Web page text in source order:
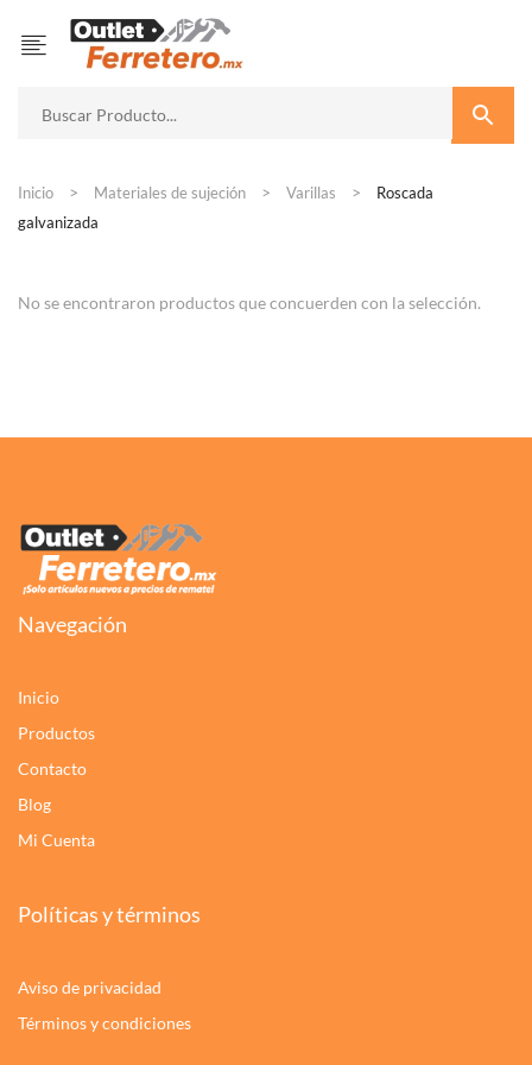
Inicio Materiales de sujeción Varillas
Roscada
galvanizada
No se encontraron productos que concuerden con la selección.
Navegación
Inicio
Productos
Contacto
Blog
Mi Cuenta
Políticas y términos
Aviso de privacidad
Términos y condiciones